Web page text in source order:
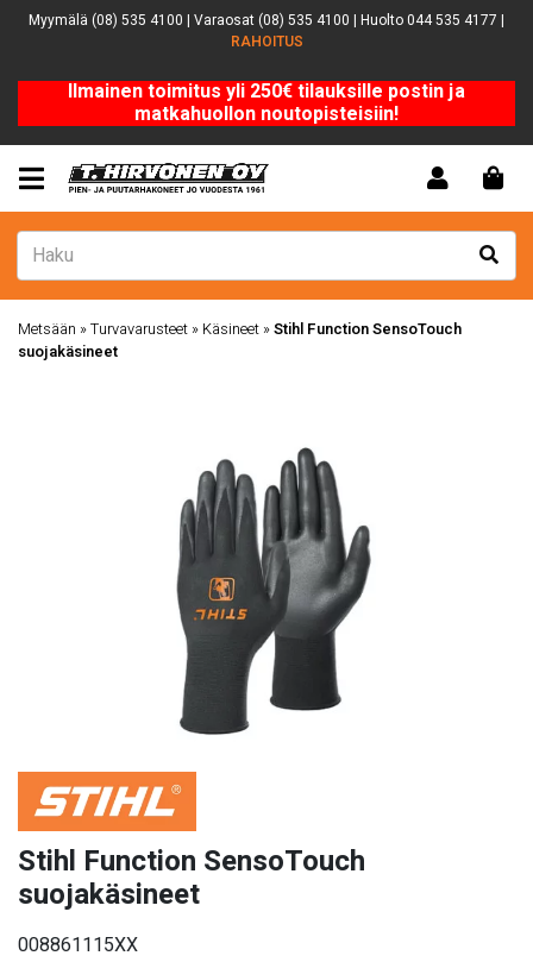
Myymälä (08) 535 4100 | Varaosat (08) 535 4100 | Huolto 044 535 4177 |
RAHOITUS
Ilmainen toimitus yli 250€ tilauksille postin ja
matkahuollon noutopisteisiin!
Metsään »Turvavarusteet » Käsineet »Stihl Function SensoTouch
suojakäsineet
Stihl Function SensoTouch
suojakäsineet
008861115XX